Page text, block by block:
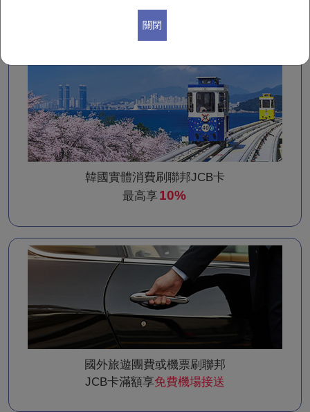
最高享88折
韓國實體消費刷聯邦JCB卡
最高享10%
國外旅遊團費或機票刷聯邦
JCB卡滿額享免費機場接送
關閉